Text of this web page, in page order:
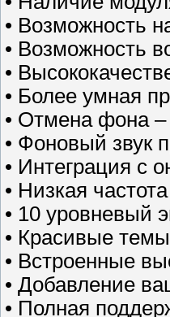
• Возможность
• Возможность
•
• Более умная
• Отмена фона –
• Фоновый звук
• Интеграция с
• Низкая
• 10 уровневый
• Красивые
• Встроенные
• Добавление
• Полная